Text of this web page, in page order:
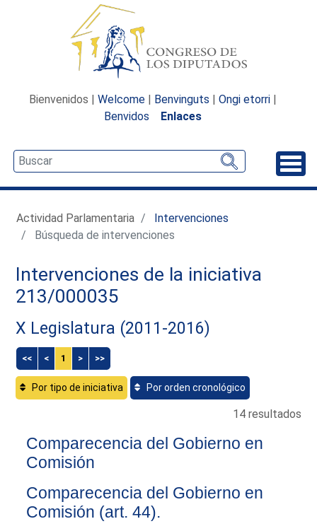
Bienvenidos | Welcome | Benvinguts | Ongi etorri |
Benvidos
Enlaces
Actividad Parlamentaria
Intervenciones
Búsqueda de intervenciones
Intervenciones de la iniciativa
213/000035
X Legislatura (2011-2016)
<< < 1 > >>
Por tipo de iniciativa Por orden cronológico
14 resultados
Comparecencia del Gobierno en
Comisión
Comparecencia del Gobierno en
Comisión (art. 44).